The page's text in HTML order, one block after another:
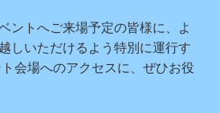
ントへご来場予定の皆様に、よ
しいただけるよう特別に運行す
会場へのアクセスに、ぜひお役